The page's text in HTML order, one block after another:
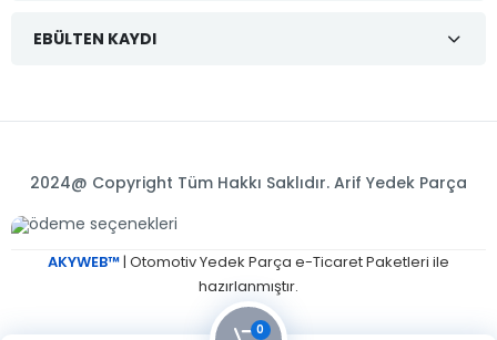
EBÜLTEN KAYDI
2024@ Copyright Tüm Hakkı Saklıdır. Arif Yedek Parça
AKYWEB™| Otomotiv Yedek Parça e-Ticaret Paketleri ile
hazırlanmıştır.
0